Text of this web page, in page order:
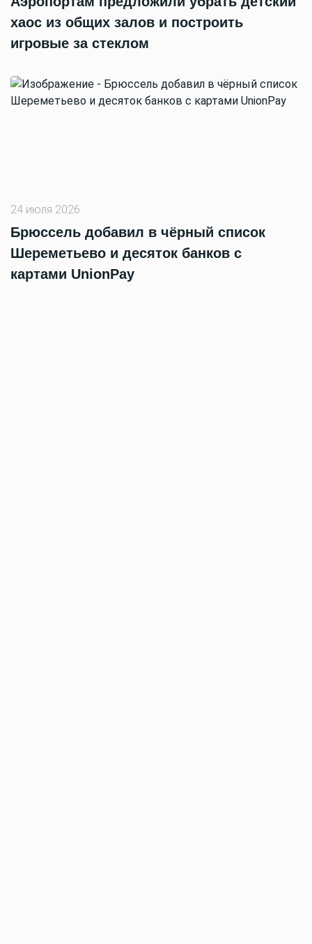
хаос из общих залов и построить
игровые за стеклом
24 июля 2026
Брюссель добавил в чёрный список
Шереметьево и десяток банков с
картами UnionPay